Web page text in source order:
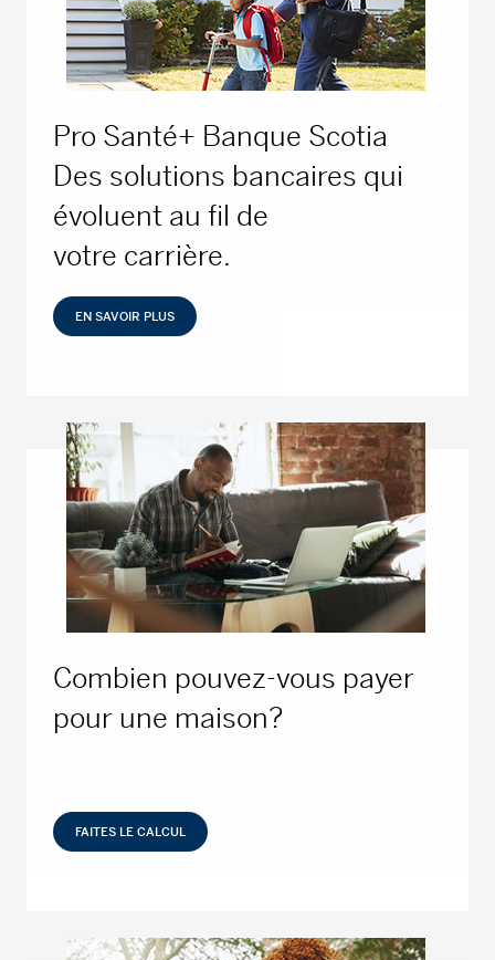
Pro Santé+ Banque Scotia
Des solutions bancaires qui
évoluent au fil de
votre carrière.
EN SAVOIR PLUS
Combien pouvez-vous payer
pour une maison?
FAITES LE CALCUL